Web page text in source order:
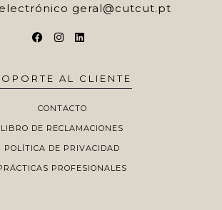
geral@cutcut.pt
AL CLIENTE
CONTACTO
LIBRO DE RECLAMACIONES
POLÍTICA DE PRIVACIDAD
PROFESIONALES